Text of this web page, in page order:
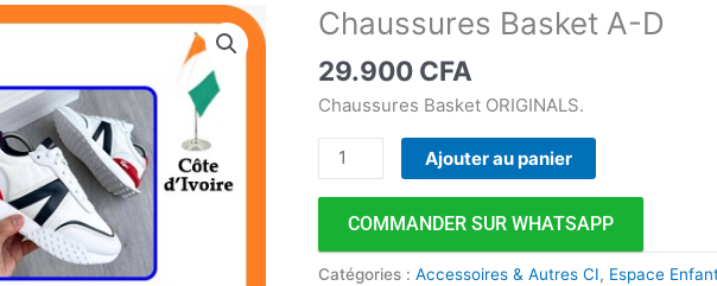
Chaussures Basket A-D
29.900 CFA
Chaussures Basket ORIGINALS.
quantité
Chaussures
Basket
Ajouter au panier
COMMANDER SUR WHATSAPP
Catégories :Accessoires & Autres CI, Espace